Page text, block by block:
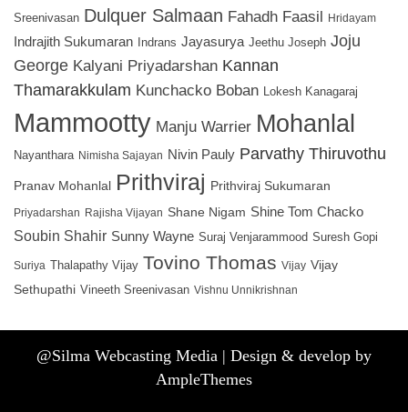
Sreenivasan Dulquer Salmaan Fahadh Faasil Hridayam
Indrajith Sukumaran Indrans Jayasurya Jeethu Joseph Joju
George Kalyani Priyadarshan Kannan
Thamarakkulam Kunchacko Boban Lokesh Kanagaraj
Mammootty Manju Warrier Mohanlal
Nayanthara Nimisha Sajayan Nivin Pauly Parvathy Thiruvothu
Pranav Mohanlal Prithviraj Prithviraj Sukumaran
Priyadarshan Rajisha Vijayan Shane Nigam Shine Tom Chacko
Soubin Shahir Sunny Wayne Suraj Venjarammood Suresh Gopi
Suriya Thalapathy Vijay Tovino Thomas Vijay Vijay
Sethupathi Vineeth Sreenivasan Vishnu Unnikrishnan
@Silma Webcasting Media | Design & develop by
AmpleThemes